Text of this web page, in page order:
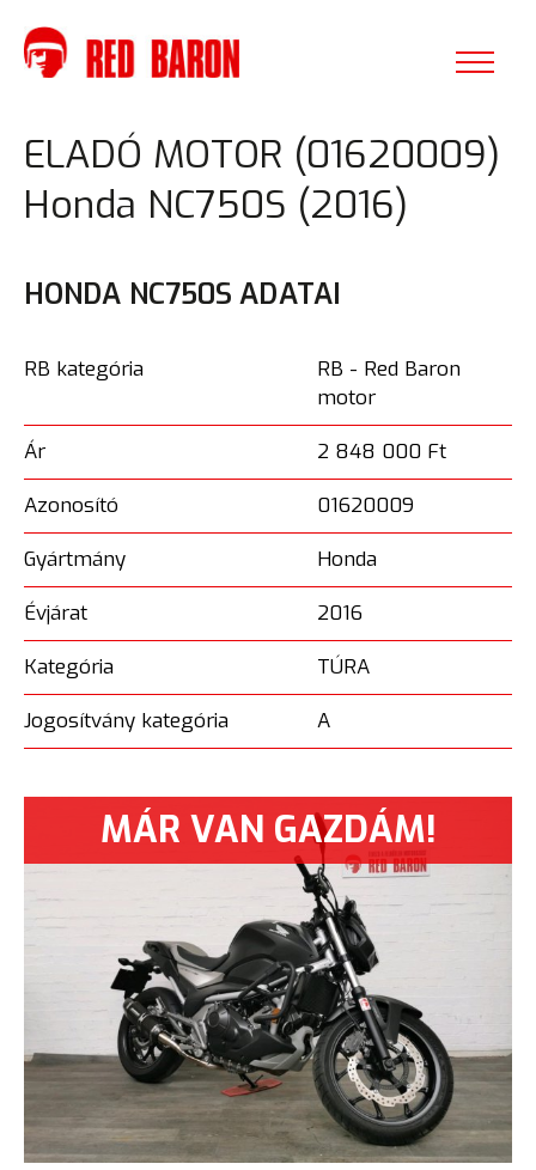
ELADÓ MOTOR (01620009)
Honda NC750S (2016)
HONDA NC750S ADATAI
RB kategória
RB - Red Baron
motor
Ár
2 848 000 Ft
Azonosító
01620009
Gyártmány
Honda
Évjárat
2016
Kategória
TÚRA
Jogosítvány kategória
A
MÁR VAN GAZDÁM!